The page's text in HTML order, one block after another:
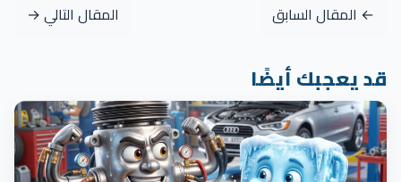
← المقال السابق المقال التالي →
قد يعجبك أيضًا